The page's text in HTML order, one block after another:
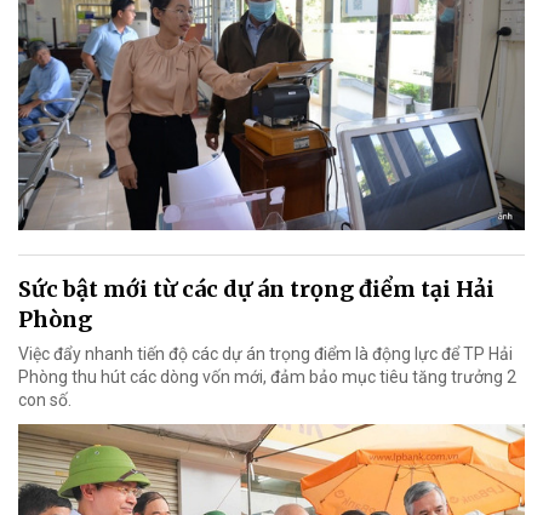
Sức bật mới từ các dự án trọng điểm tại Hải
Phòng
Việc đẩy nhanh tiến độ các dự án trọng điểm là động lực để TP Hải
Phòng thu hút các dòng vốn mới, đảm bảo mục tiêu tăng trưởng 2
con số.